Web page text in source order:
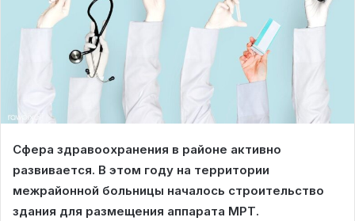
Сфера здравоохранения в районе активно
развивается. В этом году на территории
межрайонной больницы началось строительство
здания для размещения аппарата МРТ.